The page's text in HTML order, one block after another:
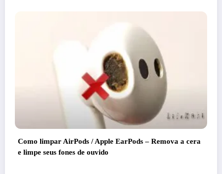
– Remova a cera
Assuma o controlo da sua casa com